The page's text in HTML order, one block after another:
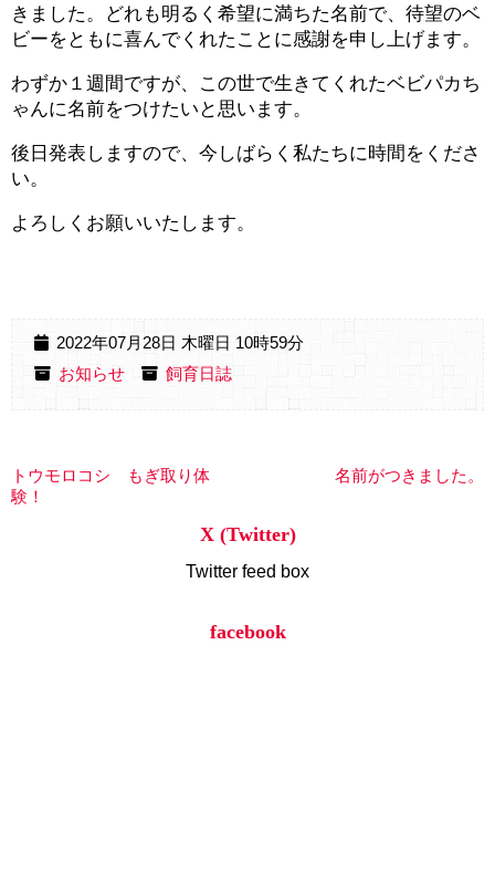
きました。どれも明るく希望に満ちた名前で、待望のベ
ビーをともに喜んでくれたことに感謝を申し上げます。
わずか１週間ですが、この世で生きてくれたベビパカち
ゃんに名前をつけたいと思います。
後日発表しますので、今しばらく私たちに時間をくださ
い。
よろしくお願いいたします。
2022年07月28日 木曜日 10時59分
お知らせ
飼育日誌
トウモロコシ もぎ取り体
験！
名前がつきました。
X (Twitter)
Twitter feed box
facebook